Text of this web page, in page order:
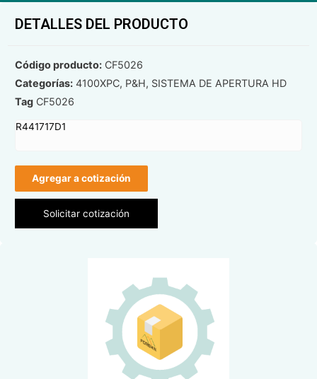
DETALLES DEL PRODUCTO
Código producto: CF5026
Categorías: 4100XPC, P&H, SISTEMA DE APERTURA HD
Tag CF5026
R441717D1
Agregar a cotización
Solicitar cotización